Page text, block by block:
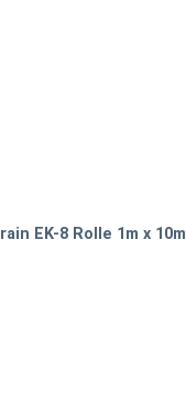
EK-8 Rolle 1m x 10m